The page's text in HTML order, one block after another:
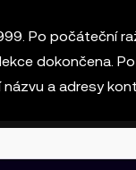
Po počáteční
dokončena.
a adresy